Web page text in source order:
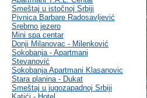
Smeštaj u istočnoj Srbiji
Pivnica Barbare Radosavljević
Srebrno jezero
Mini spa centar
Donji Milanovac - Milenković
Sokobanja - Apartmani
Stevanović
Sokobanja Apartmani Klasanovic
Stara planina - Dukat
Smeštaj u jugozapadnoj Srbiji